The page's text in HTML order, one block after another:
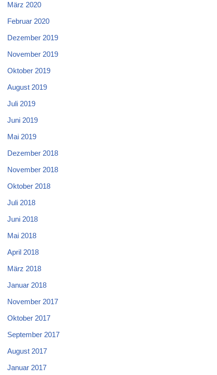
März 2020
Februar 2020
Dezember 2019
November 2019
Oktober 2019
August 2019
Juli 2019
Juni 2019
Mai 2019
Dezember 2018
November 2018
Oktober 2018
Juli 2018
Juni 2018
Mai 2018
April 2018
März 2018
Januar 2018
November 2017
Oktober 2017
September 2017
August 2017
Januar 2017